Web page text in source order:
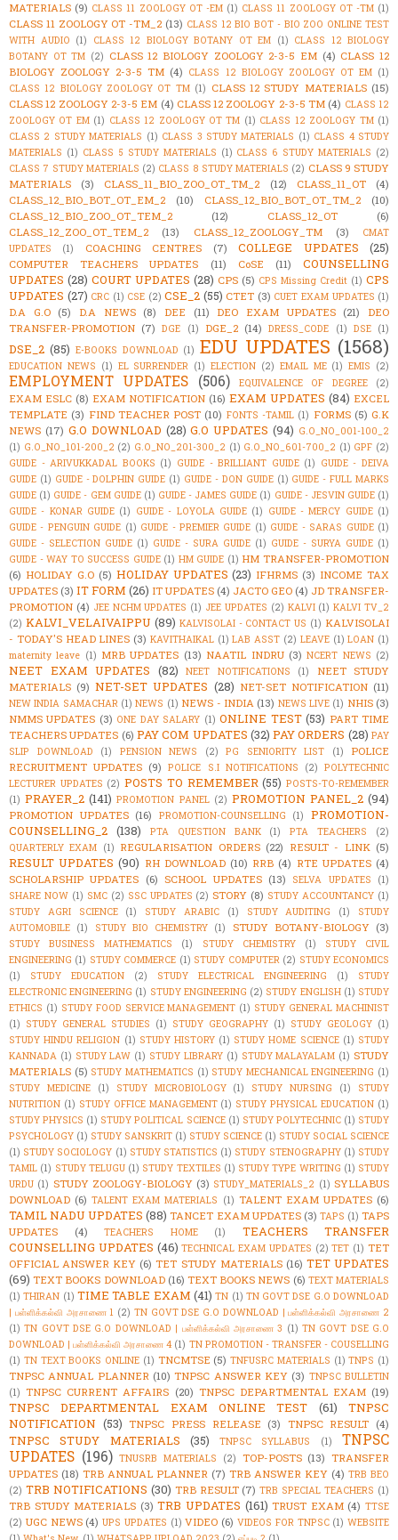
MATERIALS (9) CLASS 11 ZOOLOGY OT -EM (1) CLASS 11 ZOOLOGY OT -TM (1)
CLASS 11 ZOOLOGY OT -TM_2 (13) CLASS 12 BIO BOT - BIO ZOO ONLINE TEST
WITH AUDIO (1) CLASS 12 BIOLOGY BOTANY OT EM (1) CLASS 12 BIOLOGY
BOTANY OT TM (2) CLASS 12 BIOLOGY ZOOLOGY 2-3-5 EM (4) CLASS 12
BIOLOGY ZOOLOGY 2-3-5 TM (4) CLASS 12 BIOLOGY ZOOLOGY OT EM (1)
CLASS 12 BIOLOGY ZOOLOGY OT TM (1) CLASS 12 STUDY MATERIALS (15)
CLASS 12 ZOOLOGY 2-3-5 EM (4) CLASS 12 ZOOLOGY 2-3-5 TM (4) CLASS 12
ZOOLOGY OT EM (1) CLASS 12 ZOOLOGY OT TM (1) CLASS 12 ZOOLOGY TM (1)
CLASS 2 STUDY MATERIALS (1) CLASS 3 STUDY MATERIALS (1) CLASS 4 STUDY
MATERIALS (1) CLASS 5 STUDY MATERIALS (1) CLASS 6 STUDY MATERIALS (2)
CLASS 7 STUDY MATERIALS (2) CLASS 8 STUDY MATERIALS (2) CLASS 9 STUDY
MATERIALS
(3) CLASS_11_BIO_ZOO_OT_TM_2 (12) CLASS_11_OT
(4)
CLASS_12_BIO_BOT_OT_EM_2
(10) CLASS_12_BIO_BOT_OT_TM_2
(10)
CLASS_12_BIO_ZOO_OT_TEM_2
(12) CLASS_12_OT
(6)
CLASS_12_ZOO_OT_TEM_2
(13) CLASS_12_ZOOLOGY_TM (3)
CMAT
UPDATES
(1) COACHING CENTRES (7) COLLEGE UPDATES (25)
COMPUTER TEACHERS UPDATES (11) CoSE (11)
COUNSELLING
UPDATES (28) COURT UPDATES (28) CPS (5) CPS Missing Credit (1) CPS
UPDATES (27) CRC (1) CSE (2) CSE_2 (55) CTET (3) CUET EXAM UPDATES (1)
D.A G.O (5) D.A NEWS (8) DEE (11) DEO EXAM UPDATES (21)
DEO
TRANSFER-PROMOTION (7) DGE (1) DGE_2 (14) DRESS_CODE (1) DSE (1)
DSE_2 (85) E-BOOKS DOWNLOAD (1) EDU UPDATES (1568)
EDUCATION NEWS (1) EL SURRENDER (1) ELECTION (2) EMAIL ME (1) EMIS (2)
EMPLOYMENT UPDATES (506) EQUIVALENCE OF DEGREE (2)
EXAM ESLC (8) EXAM NOTIFICATION (16) EXAM UPDATES (84) EXCEL
TEMPLATE (3) FIND TEACHER POST (10) FONTS -TAMIL (1) FORMS (5) G.K
NEWS (17) G.O DOWNLOAD (28) G.O UPDATES (94) G.O_NO_001-100_2
(1) G.O_NO_101-200_2 (2) G.O_NO_201-300_2 (1) G.O_NO_601-700_2 (1) GPF (2)
GUIDE - ARIVUKKADAL BOOKS (1) GUIDE - BRILLIANT GUIDE (1) GUIDE - DEIVA
GUIDE (1) GUIDE - DOLPHIN GUIDE (1) GUIDE - DON GUIDE (1) GUIDE - FULL MARKS
GUIDE (1) GUIDE - GEM GUIDE (1) GUIDE - JAMES GUIDE (1) GUIDE - JESVIN GUIDE (1)
GUIDE - KONAR GUIDE (1) GUIDE - LOYOLA GUIDE (1) GUIDE - MERCY GUIDE (1)
GUIDE - PENGUIN GUIDE (1) GUIDE - PREMIER GUIDE (1) GUIDE - SARAS GUIDE (1)
GUIDE - SELECTION GUIDE (1) GUIDE - SURA GUIDE (1) GUIDE - SURYA GUIDE (1)
GUIDE - WAY TO SUCCESS GUIDE (1) HM GUIDE (1) HM TRANSFER-PROMOTION
(6) HOLIDAY G.O (5) HOLIDAY UPDATES (23) IFHRMS (3) INCOME TAX
UPDATES (3) IT FORM (26) IT UPDATES (4) JACTO GEO (4) JD TRANSFER-
PROMOTION (4) JEE NCHM UPDATES (1) JEE UPDATES (2) KALVI (1) KALVI TV_2
(2) KALVI_VELAIVAIPPU (89) KALVISOLAI - CONTACT US (1) KALVISOLAI
- TODAY'S HEAD LINES (3) KAVITHAIKAL (1) LAB ASST (2) LEAVE (1) LOAN (1)
maternity leave (1) MRB UPDATES (13) NAATIL INDRU (3) NCERT NEWS (2)
NEET EXAM UPDATES (82) NEET NOTIFICATIONS (1)
NEET STUDY
MATERIALS (9) NET-SET UPDATES (28) NET-SET NOTIFICATION (11)
NEW INDIA SAMACHAR (1) NEWS (1) NEWS - INDIA (13) NEWS LIVE (1) NHIS (3)
NMMS UPDATES (3) ONE DAY SALARY (1) ONLINE TEST (53) PART TIME
TEACHERS UPDATES (6) PAY COM UPDATES (32) PAY ORDERS (28) PAY
SLIP DOWNLOAD
(1) PENSION NEWS (2) PG SENIORITY LIST (1)
POLICE
RECRUITMENT UPDATES (9) POLICE S.I NOTIFICATIONS (2) POLYTECHNIC
LECTURER UPDATES (2) POSTS TO REMEMBER (55) POSTS-TO-REMEMBER
(1) PRAYER_2 (141) PROMOTION PANEL (2) PROMOTION PANEL_2 (94)
PROMOTION UPDATES (16) PROMOTION-COUNSELLING (1)
PROMOTION-
COUNSELLING_2 (138) PTA QUESTION BANK (1) PTA TEACHERS
(2)
QUARTERLY EXAM (1) REGULARISATION ORDERS (22) RESULT - LINK (5)
RESULT UPDATES (90) RH DOWNLOAD (10) RRB (4) RTE UPDATES (4)
SCHOLARSHIP UPDATES (6) SCHOOL UPDATES (13) SELVA UPDATES
(1)
SHARE NOW (1) SMC (2) SSC UPDATES (2) STORY (8) STUDY ACCOUNTANCY (1)
STUDY AGRI SCIENCE
(1) STUDY ARABIC (1) STUDY AUDITING (1)
STUDY
AUTOMOBILE (1) STUDY BIO CHEMISTRY (1) STUDY BOTANY-BIOLOGY (3)
STUDY BUSINESS MATHEMATICS (1) STUDY CHEMISTRY (1)
STUDY CIVIL
ENGINEERING (1) STUDY COMMERCE (1) STUDY COMPUTER (2) STUDY ECONOMICS
(1)
STUDY EDUCATION (2) STUDY ELECTRICAL ENGINEERING (1)
STUDY
ELECTRONIC ENGINEERING (1) STUDY ENGINEERING (2) STUDY ENGLISH (1) STUDY
ETHICS (1) STUDY FOOD SERVICE MANAGEMENT (1) STUDY GENERAL MACHINIST
(1) STUDY GENERAL STUDIES (1) STUDY GEOGRAPHY (1) STUDY GEOLOGY (1)
STUDY HINDU RELIGION (1) STUDY HISTORY (1) STUDY HOME SCIENCE (1) STUDY
KANNADA (1) STUDY LAW (1) STUDY LIBRARY (1) STUDY MALAYALAM (1) STUDY
MATERIALS (5) STUDY MATHEMATICS (1) STUDY MECHANICAL ENGINEERING (1)
STUDY MEDICINE
(1) STUDY MICROBIOLOGY (1) STUDY NURSING (1)
STUDY
NUTRITION (1) STUDY OFFICE MANAGEMENT (1) STUDY PHYSICAL EDUCATION (1)
STUDY PHYSICS (1) STUDY POLITICAL SCIENCE (1) STUDY POLYTECHNIC (1) STUDY
PSYCHOLOGY (1) STUDY SANSKRIT (1) STUDY SCIENCE (1) STUDY SOCIAL SCIENCE
(1) STUDY SOCIOLOGY (1) STUDY STATISTICS (1) STUDY STENOGRAPHY (1) STUDY
TAMIL (1) STUDY TELUGU (1) STUDY TEXTILES (1) STUDY TYPE WRITING (1) STUDY
URDU (1) STUDY ZOOLOGY-BIOLOGY (3) STUDY_MATERIALS_2 (1) SYLLABUS
DOWNLOAD (6) TALENT EXAM MATERIALS (1) TALENT EXAM UPDATES (6)
TAMIL NADU UPDATES (88) TANCET EXAM UPDATES (3) TAPS (1) TAPS
UPDATES
(4) TEACHERS HOME (1)
TEACHERS TRANSFER
COUNSELLING UPDATES (46) TECHNICAL EXAM UPDATES (2) TET (1) TET
OFFICIAL ANSWER KEY (6) TET STUDY MATERIALS (16) TET UPDATES
(69) TEXT BOOKS DOWNLOAD (16) TEXT BOOKS NEWS (6) TEXT MATERIALS
(1) THIRAN (1) TIME TABLE EXAM (41) TN (1) TN GOVT DSE G.O DOWNLOAD
| பள்ளிக்கல்வி அரசாணை 1 (2) TN GOVT DSE G.O DOWNLOAD | பள்ளிக்கல்வி அரசாணை 2
(1) TN GOVT DSE G.O DOWNLOAD | பள்ளிக்கல்வி அரசாணை 3 (1) TN GOVT DSE G.O
DOWNLOAD | பள்ளிக்கல்வி அரசாணை 4 (1) TN PROMOTION - TRANSFER - COUSELLING
(1) TN TEXT BOOKS ONLINE (1) TNCMTSE (5) TNFUSRC MATERIALS (1) TNPS (1)
TNPSC ANNUAL PLANNER (10) TNPSC ANSWER KEY (3) TNPSC BULLETIN
(1) TNPSC CURRENT AFFAIRS (20) TNPSC DEPARTMENTAL EXAM (19)
TNPSC DEPARTMENTAL EXAM ONLINE TEST (61)
TNPSC
NOTIFICATION (53) TNPSC PRESS RELEASE (3) TNPSC RESULT (4)
TNPSC STUDY MATERIALS (35) TNPSC SYLLABUS (1)
TNPSC
UPDATES (196) TNUSRB MATERIALS (2) TOP-POSTS (13) TRANSFER
UPDATES (18) TRB ANNUAL PLANNER (7) TRB ANSWER KEY (4) TRB BEO
(2) TRB NOTIFICATIONS (30) TRB RESULT (7) TRB SPECIAL TEACHERS (1)
TRB STUDY MATERIALS (3) TRB UPDATES (161) TRUST EXAM (4) TTSE
(2) UGC NEWS (4) UPS UPDATES (1) VIDEO (6) VIDEOS FOR TNPSC (1) WEBSITE